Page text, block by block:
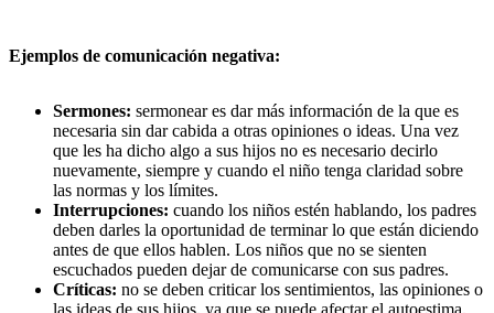
Ejemplos de comunicación negativa:
Sermones: sermonear es dar más información de la que es
necesaria sin dar cabida a otras opiniones o ideas. Una vez
que les ha dicho algo a sus hijos no es necesario decirlo
nuevamente, siempre y cuando el niño tenga claridad sobre
las normas y los límites.
Interrupciones: cuando los niños estén hablando, los padres
deben darles la oportunidad de terminar lo que están diciendo
antes de que ellos hablen. Los niños que no se sienten
escuchados pueden dejar de comunicarse con sus padres.
Críticas: no se deben criticar los sentimientos, las opiniones o
las ideas de sus hijos, ya que se puede afectar el autoestima.